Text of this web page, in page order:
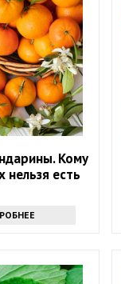
Кому
нельзя есть